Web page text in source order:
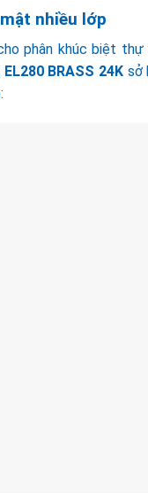
nhiều lớp
phân khúc biệt thự
BRASS 24K sở